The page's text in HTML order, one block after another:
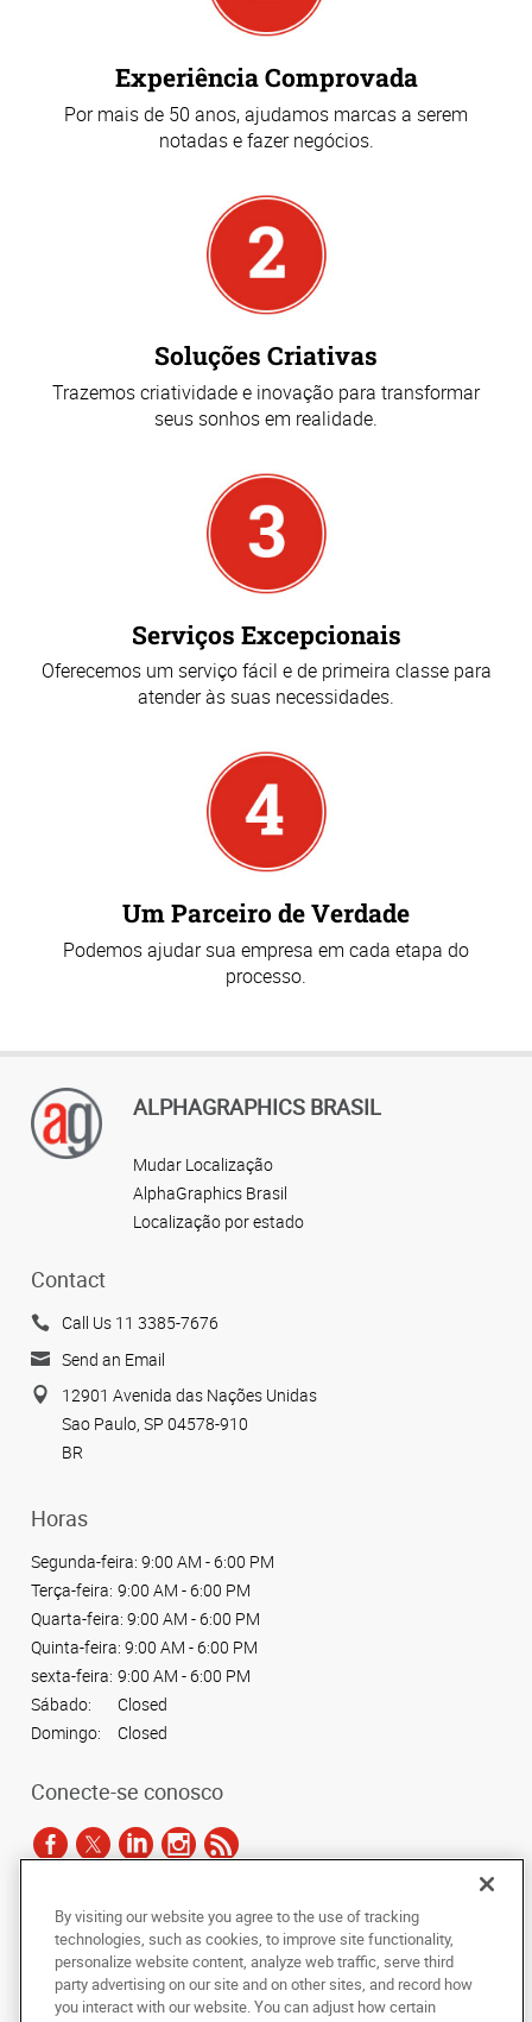
Experiência Comprovada
Por mais de 50 anos, ajudamos marcas a serem
notadas e fazer negócios.
Soluções Criativas
Trazemos criatividade e inovação para transformar
seus sonhos em realidade.
Serviços Excepcionais
Oferecemos um serviço fácil e de primeira classe para
atender às suas necessidades.
Um Parceiro de Verdade
Podemos ajudar sua empresa em cada etapa do
processo.
ALPHAGRAPHICS BRASIL
Mudar Localização
AlphaGraphics Brasil
Localização por estado
Contact
Call Us 11 3385-7676
Send an Email
12901 Avenida das Nações Unidas
Sao Paulo, SP 04578-910
BR
Horas
Segunda-feira: 9:00 AM - 6:00 PM
Terça-feira: 9:00 AM - 6:00 PM
Quarta-feira: 9:00 AM - 6:00 PM
Quinta-feira: 9:00 AM - 6:00 PM
sexta-feira: 9:00 AM - 6:00 PM
Sábado:
Closed
Domingo:
Closed
Conecte-se conosco
De acordo com as leis de direitos autorais, esta documentação não pode ser
copiada, fotocopiada, reproduzida, traduzida ou reduzida a qualquer meio
eletrônico ou forma legível por máquina, no todo ou em parte, sem o
consentimento prévio por escrito da AlphaGraphics Brasil.
By visiting our website you agree to the use of tracking
technologies, such as cookies, to improve site functionality,
personalize website content, analyze web traffic, serve third
party advertising on our site and on other sites, and record how
you interact with our website. You can adjust how certain